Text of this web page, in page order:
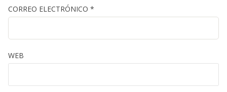
CORREO ELECTRÓNICO *
WEB